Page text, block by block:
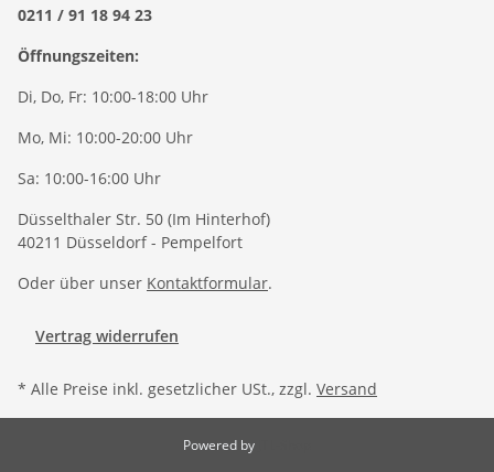
0211 / 91 18 94 23
Öffnungszeiten:
Di, Do, Fr: 10:00-18:00 Uhr
Mo, Mi: 10:00-20:00 Uhr
Sa: 10:00-16:00 Uhr
Düsselthaler Str. 50 (Im Hinterhof)
40211 Düsseldorf - Pempelfort
Oder über unser Kontaktformular.
Vertrag widerrufen
* Alle Preise inkl. gesetzlicher USt., zzgl. Versand
Powered by